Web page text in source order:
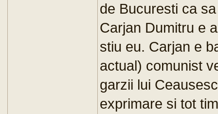
de Bucuresti ca
Carjan Dumitru e
stiu eu. Carjan e
actual) comunist
garzii lui
exprimare si tot